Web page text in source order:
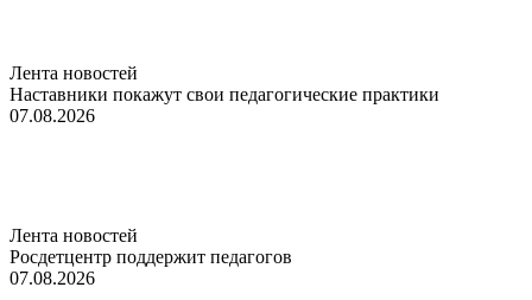
Лента новостей
Наставники покажут свои педагогические практики
07.08.2026
Лента новостей
Росдетцентр поддержит педагогов
07.08.2026